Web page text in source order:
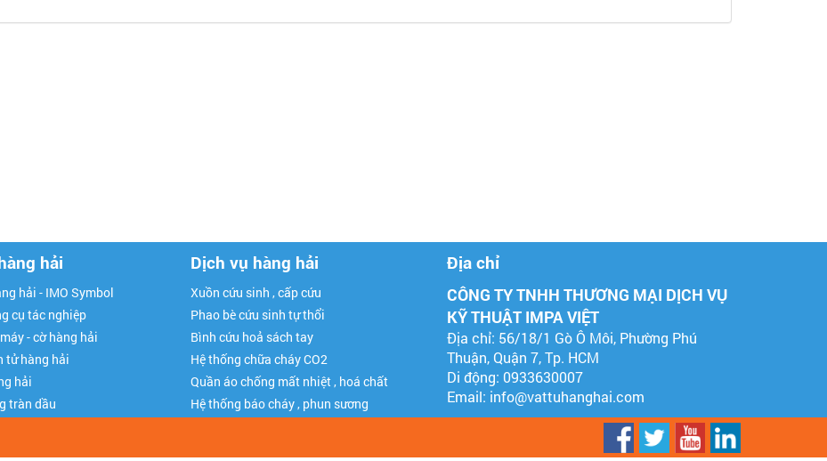
hải
hải - IMO Symbol
cụ tác nghiệp
- cờ hàng hải
tử hàng hải
hải
tràn dầu
Dịch vụ hàng hải
Xuồn cứu sinh , cấp cứu
Phao bè cứu sinh tự thổi
Bình cứu hoả sách tay
Hệ thống chữa cháy CO2
Quần áo chống mất nhiệt , hoá chất
Hệ thống báo cháy , phun sương
Địa chỉ
CÔNG TY TNHH THƯƠNG MẠI DỊCH VỤ
KỸ THUẬT IMPA VIỆT
Địa chỉ: 56/18/1 Gò Ô Môi, Phường Phú
Thuận, Quận 7, Tp. HCM
Di động: 0933630007
Email: info@vattuhanghai.com